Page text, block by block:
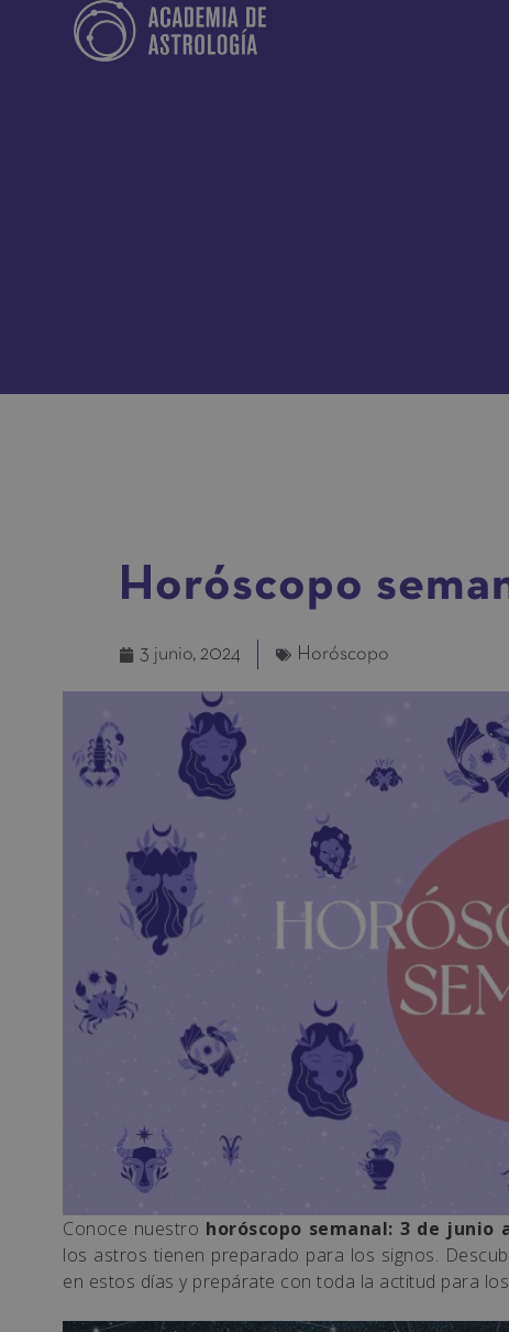
Horóscopo
3 junio, 2024 Horóscopo
Conoce nuestro horóscopo semanal: 3 de junio
los astros tienen preparado para los signos.
en estos días y prepárate con toda la actitud para